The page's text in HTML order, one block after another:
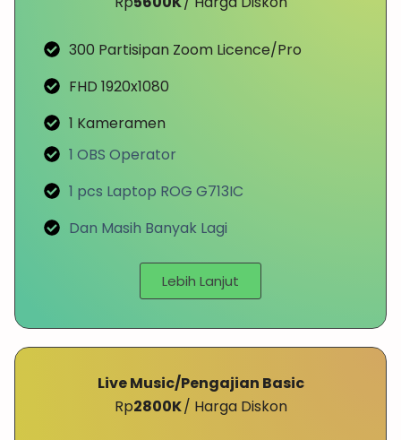
300 Partisipan Zoom Licence/Pro
FHD 1920x1080
1 Kameramen
1 OBS Operator
1 pcs Laptop ROG G713IC
Dan Masih Banyak Lagi
Lebih Lanjut
Live Music/Pengajian Basic
Rp2800K/ Harga Diskon